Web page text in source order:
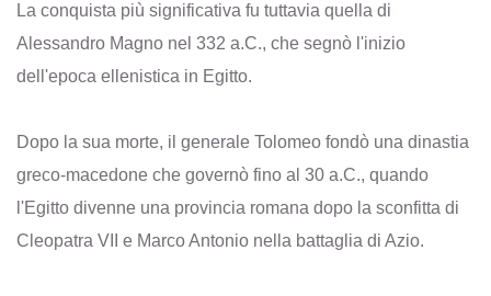
La conquista più significativa fu tuttavia quella di
Alessandro Magno nel 332 a.C., che segnò l'inizio
dell'epoca ellenistica in Egitto.
Dopo la sua morte, il generale Tolomeo fondò una dinastia
greco-macedone che governò fino al 30 a.C., quando
l'Egitto divenne una provincia romana dopo la sconfitta di
Cleopatra VII e Marco Antonio nella battaglia di Azio.